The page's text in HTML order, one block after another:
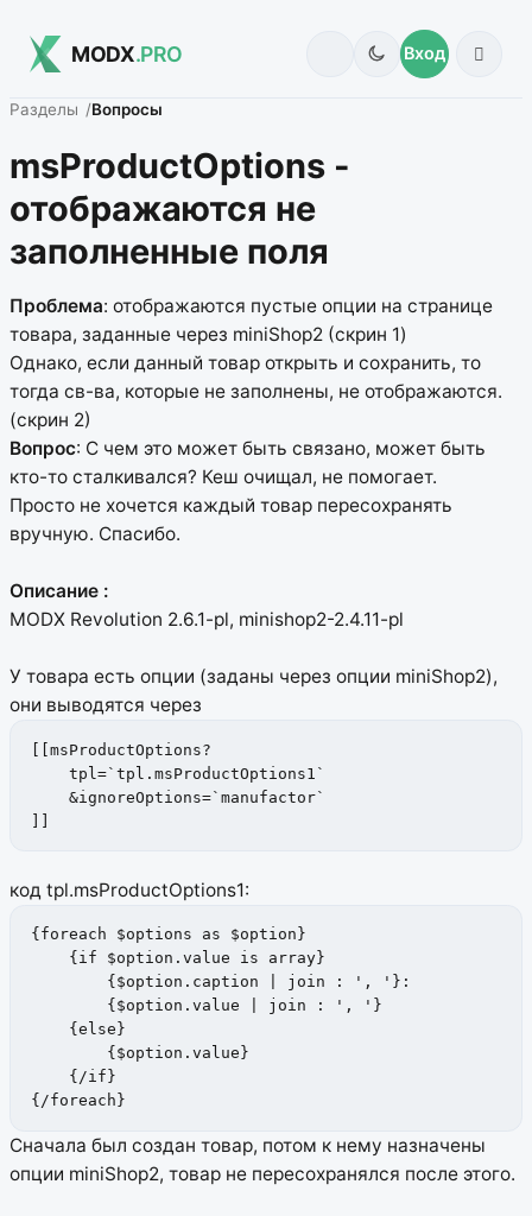
MODX.PRO Вход
Разделы Вопросы
msProductOptions -
отображаются не
заполненные поля
Проблема: отображаются пустые опции на странице
товара, заданные через miniShop2 (скрин 1)
Однако, если данный товар открыть и сохранить, то
тогда св-ва, которые не заполнены, не отображаются.
(скрин 2)
Вопрос: С чем это может быть связано, может быть
кто-то сталкивался? Кеш очищал, не помогает.
Просто не хочется каждый товар пересохранять
вручную. Спасибо.
Описание :
MODX Revolution 2.6.1-pl, minishop2-2.4.11-pl
У товара есть опции (заданы через опции miniShop2),
они выводятся через
[[msProductOptions?
    tpl=`tpl.msProductOptions1`
    &ignoreOptions=`manufactor`
код tpl.msProductOptions1:
{foreach $options as $option}
    {if $option.value is array}
        {$option.caption | join : ', '}:
        {$option.value | join : ', '}
    {else}
        {$option.value}
    {/if}
{/foreach}
Сначала был создан товар, потом к нему назначены
опции miniShop2, товар не пересохранялся после этого.